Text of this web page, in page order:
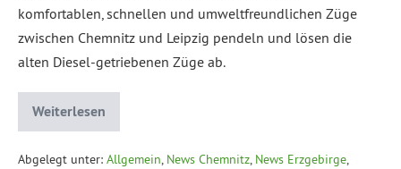
komfortablen, schnellen und umweltfreundlichen Züge
zwischen Chemnitz und Leipzig pendeln und lösen die
alten Diesel-getriebenen Züge ab.
Weiterlesen
Abgelegt unter: Allgemein, News Chemnitz, News Erzgebirge,